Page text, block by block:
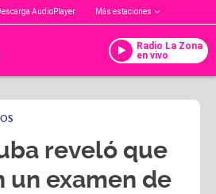
AudioPlayer Más estaciones
Radio La Zona
en vivo
reveló que
un examen de